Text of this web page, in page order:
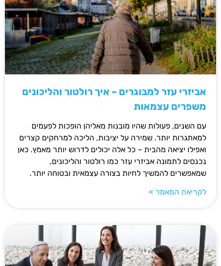
אביזרי עזר למבוגרים – איך רולטור והליכונים
משפרים עצמאות
עם השנים, פעולות שהיו מובנות מאליהן הופכות לפעמים
למאתגרות יותר. שמירה על יציבות, הליכה למרחקים קצרים
ואפילו יציאה מהבית – כל אלה יכולים לדרוש יותר מאמץ. כאן
נכנסים לתמונה אביזרי עזר כמו רולטור והליכונים,
שמאפשרים להמשיך לחיות בצורה עצמאית ובטוחה יותר.
לקריאת המאמר »